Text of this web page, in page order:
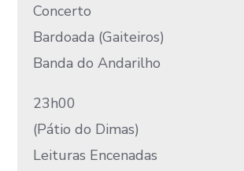
Concerto
Bardoada (Gaiteiros)
Banda do Andarilho
23h00
(Pátio do Dimas)
Leituras Encenadas